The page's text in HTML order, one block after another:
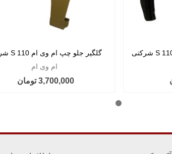
گلگیر جلو چپ ام وی ام 110 S شرکتی
ام وی ام
3,700,000 تومان